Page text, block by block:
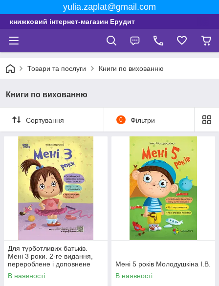
yulia.zaplat@gmail.com
книжковий інтернет-магазин Ерудит
Товари та послуги Книги по вихованню
Книги по вихованню
Сортування 0 Фільтри
Для турботливих батьків.
Мені 3 роки. 2-ге видання,
перероблене і доповнене
Молодушкіна І.В.
В наявності
Мені 5 років Молодушкіна І.В.
В наявності